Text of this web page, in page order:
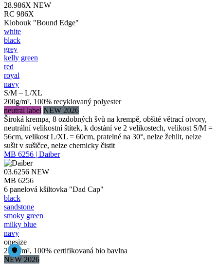
28.986X NEW
RC 986X
Klobouk "Bound Edge"
white
black
grey
kelly green
red
royal
navy
S/M – L/XL
200g/m², 100% recyklovaný polyester
neutral label NEW 2026
Široká krempa, 8 ozdobných švů na krempě, obšité větrací otvory,
neutrální velikostní štítek, k dostání ve 2 velikostech, velikost S/M =
56cm, velikost L/XL = 60cm, pratelné na 30°, nelze žehlit, nelze
sušit v sušičce, nelze chemicky čistit
MB 6256 | Daiber
03.6256 NEW
MB 6256
6 panelová kšiltovka "Dad Cap"
black
sandstone
smoky green
milky blue
navy
onesize
260g/m², 100% certifikovaná bio bavlna
NEW 2026